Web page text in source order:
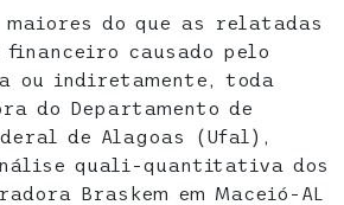
do que as relatadas
causado pelo
ou indiretamente, toda
do Departamento de
de Alagoas (Ufal),
quali-quantitativa dos
Braskem em Maceió-AL